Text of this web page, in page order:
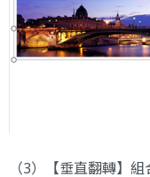
（3）【垂直翻轉】